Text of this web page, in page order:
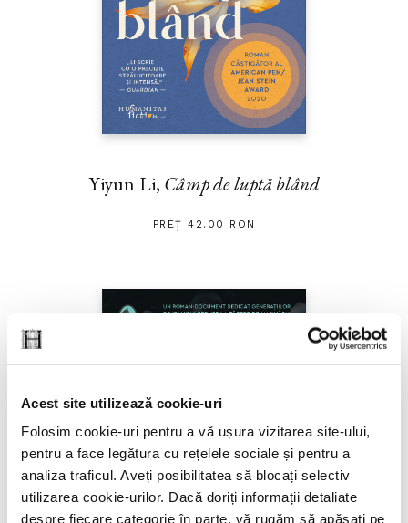
Acest site utilizează cookie-uri
Folosim cookie-uri pentru a vă ușura vizitarea site-ului,
pentru a face legătura cu rețelele sociale și pentru a
analiza traficul. Aveți posibilitatea să blocați selectiv
utilizarea cookie-urilor. Dacă doriți informații detaliate
despre fiecare categorie în parte, vă rugăm să apăsați pe
Yiyun Li, Câmp de luptă blând
PREȚ 42.00 RON